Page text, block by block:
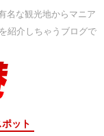
名な観光地からマニア
紹介しちゃうブログで
ット